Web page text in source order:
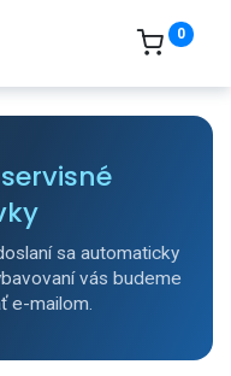
0
servisné
sa automaticky
vás budeme
e-mailom.